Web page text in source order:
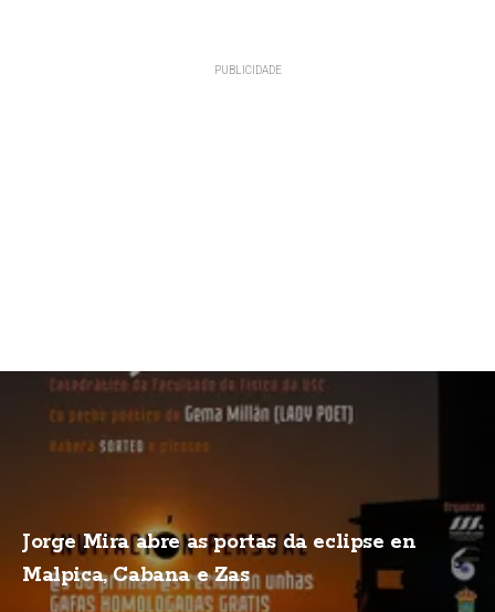
Jorge Mira abre as portas da eclipse en
Malpica, Cabana e Zas